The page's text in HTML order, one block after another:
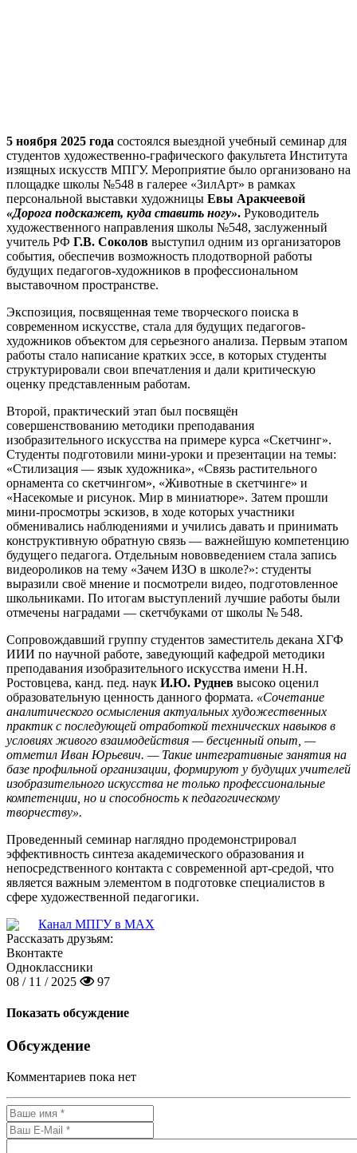
5 ноября 2025 года состоялся выездной учебный семинар для
студентов художественно-графического факультета Института
изящных искусств МПГУ. Мероприятие было организовано на
площадке школы №548 в галерее «ЗилАрт» в рамках
персональной выставки художницы Евы Аракчеевой
«Дорога подскажет, куда ставить ногу». Руководитель
художественного направления школы №548, заслуженный
учитель РФ Г.В. Соколов выступил одним из организаторов
события, обеспечив возможность плодотворной работы
будущих педагогов-художников в профессиональном
выставочном пространстве.
Экспозиция, посвященная теме творческого поиска в
современном искусстве, стала для будущих педагогов-
художников объектом для серьезного анализа. Первым этапом
работы стало написание кратких эссе, в которых студенты
структурировали свои впечатления и дали критическую
оценку представленным работам.
Второй, практический этап был посвящён
совершенствованию методики преподавания
изобразительного искусства на примере курса «Скетчинг».
Студенты подготовили мини-уроки и презентации на темы:
«Стилизация — язык художника», «Связь растительного
орнамента со скетчингом», «Животные в скетчинге» и
«Насекомые и рисунок. Мир в миниатюре». Затем прошли
мини-просмотры эскизов, в ходе которых участники
обменивались наблюдениями и учились давать и принимать
конструктивную обратную связь — важнейшую компетенцию
будущего педагога. Отдельным нововведением стала запись
видеороликов на тему «Зачем ИЗО в школе?»: студенты
выразили своё мнение и посмотрели видео, подготовленное
школьниками. По итогам выступлений лучшие работы были
отмечены наградами — скетчбуками от школы № 548.
Сопровождавший группу студентов заместитель декана ХГФ
ИИИ по научной работе, заведующий кафедрой методики
преподавания изобразительного искусства имени Н.Н.
Ростовцева, канд. пед. наук И.Ю. Руднев высоко оценил
образовательную ценность данного формата. «Сочетание
аналитического осмысления актуальных художественных
практик с последующей отработкой технических навыков в
условиях живого взаимодействия — бесценный опыт, —
отметил Иван Юрьевич. — Такие интегративные занятия на
базе профильной организации, формируют у будущих учителей
изобразительного искусства не только профессиональные
компетенции, но и способность к педагогическому
творчеству».
Проведенный семинар наглядно продемонстрировал
эффективность синтеза академического образования и
непосредственного контакта с современной арт-средой, что
является важным элементом в подготовке специалистов в
сфере художественной педагогики.
Канал МПГУ в MAX
Рассказать друзьям:
Вконтакте
Одноклассники
08 / 11 / 2025
97
Показать обсуждение
Обсуждение
Комментариев пока нет